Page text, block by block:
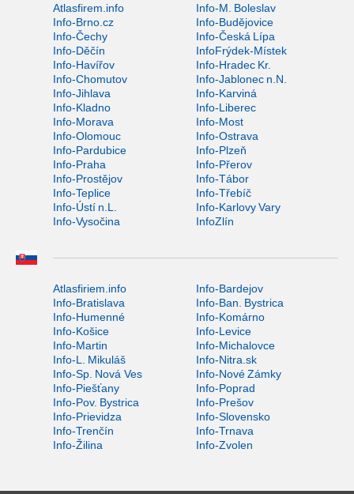
Atlasfirem.info
Info-M. Boleslav
Info-Brno.cz
Info-Budějovice
Info-Čechy
Info-Česká Lípa
Info-Děčín
InfoFrýdek-Místek
Info-Havířov
Info-Hradec Kr.
Info-Chomutov
Info-Jablonec n.N.
Info-Jihlava
Info-Karviná
Info-Kladno
Info-Liberec
Info-Morava
Info-Most
Info-Olomouc
Info-Ostrava
Info-Pardubice
Info-Plzeň
Info-Praha
Info-Přerov
Info-Prostějov
Info-Tábor
Info-Teplice
Info-Třebíč
Info-Ústí n.L.
Info-Karlovy Vary
Info-Vysočina
InfoZlín
Atlasfiriem.info
Info-Bardejov
Info-Bratislava
Info-Ban. Bystrica
Info-Humenné
Info-Komárno
Info-Košice
Info-Levice
Info-Martin
Info-Michalovce
Info-L. Mikuláš
Info-Nitra.sk
Info-Sp. Nová Ves
Info-Nové Zámky
Info-Piešťany
Info-Poprad
Info-Pov. Bystrica
Info-Prešov
Info-Prievidza
Info-Slovensko
Info-Trenčín
Info-Trnava
Info-Žilina
Info-Zvolen